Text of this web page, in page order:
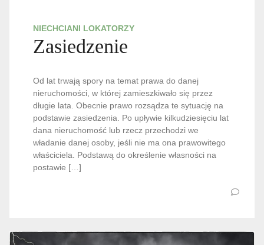
NIECHCIANI LOKATORZY
Zasiedzenie
Od lat trwają spory na temat prawa do danej
nieruchomości, w której zamieszkiwało się przez
długie lata. Obecnie prawo rozsądza te sytuację na
podstawie zasiedzenia. Po upływie kilkudziesięciu lat
dana nieruchomość lub rzecz przechodzi we
władanie danej osoby, jeśli nie ma ona prawowitego
właściciela. Podstawą do określenie własności na
postawie […]